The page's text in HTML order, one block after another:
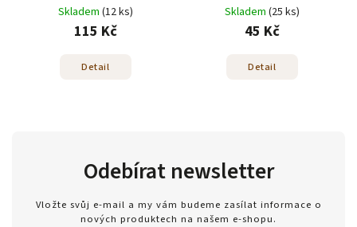
Skladem (12 ks)
115 Kč
Detail
Skladem (25 ks)
45 Kč
Detail
Odebírat newsletter
Vložte svůj e-mail a my vám budeme zasílat informace o
nových produktech na našem e-shopu.